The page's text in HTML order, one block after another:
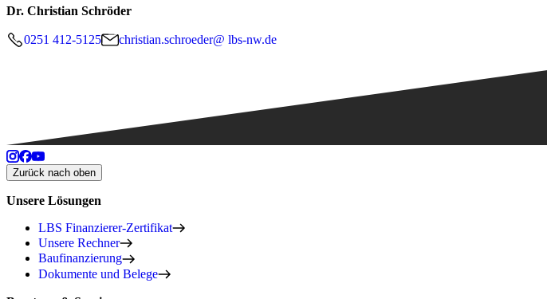
Dr. Christian Schröder
0251 412-5125 christian.schroeder@ lbs-nw.de
Zurück nach oben
Unsere Lösungen
LBS Finanzierer-Zertifikat
Unsere Rechner
Baufinanzierung
Dokumente und Belege